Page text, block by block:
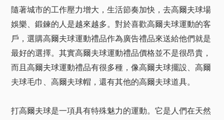
隨著城市的工作壓力增大，生活節奏加快，去高爾夫球場
娛樂、鍛鍊的人是越來越多。對於喜歡高爾夫球運動的客
戶，選購高爾夫球運動禮品作為廣告禮品來送給他們就是
最好的選擇。其實高爾夫球運動禮品價格並不是很昂貴，
而且高爾夫球運動禮品有很多種，像高爾夫球擺設、高爾
夫球毛巾、高爾夫球帽，還有其他的高爾夫球道具。
打高爾夫球是一項具有特殊魅力的運動。它是人們在天然